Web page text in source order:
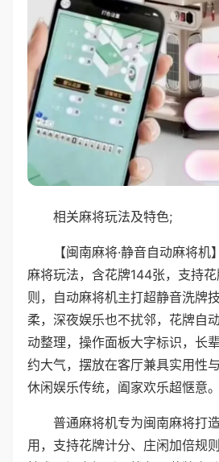
相关麻将玩法及特色;
【闽南麻将·静音自动麻将
麻将玩法，含花牌144张，支持
则，自动麻将机主打超静音洗牌
柔，深夜娱乐也不扰邻，花牌自
动整理，操作面板大字标识，长
约大气，摆放在客厅兼具实用性
休闲娱乐传统，阖家欢乐超惬意。
普通麻将机专为闽南麻将打
用，支持花牌计分、庄闲加倍规